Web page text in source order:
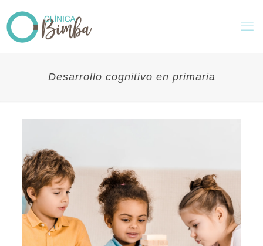
Desarrollo cognitivo en primaria